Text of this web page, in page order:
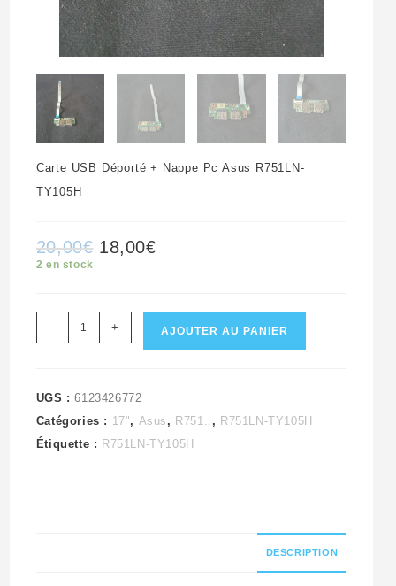
Carte USB Déporté + Nappe Pc Asus R751LN-
TY105H
20,00€ Le
prix
18,00€Le
prix
2 en stock
quantité
de
USB
déporté
+
- + AJOUTER AU PANIER
UGS :6123426772
Catégories : 17", Asus , R751.. , R751LN-TY105H
Étiquette : R751LN-TY105H
DESCRIPTION